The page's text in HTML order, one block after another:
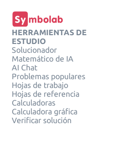
HERRAMIENTAS DE
ESTUDIO
Solucionador
Matemático de IA
AI Chat
Problemas populares
Hojas de trabajo
Hojas de referencia
Calculadoras
Calculadora gráfica
Verificar solución